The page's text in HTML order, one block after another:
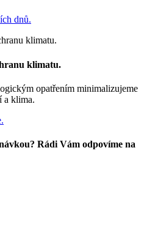
dnů.
klimatu.
opatřením minimalizujeme
a klima.
Rádi Vám odpovíme na